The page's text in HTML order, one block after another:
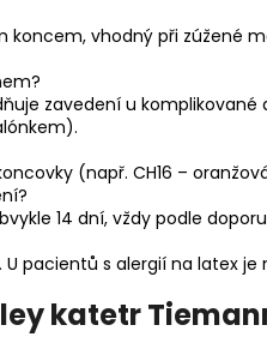
koncem, vhodný při zúžené
zavedení u komplikované
(např. CH16 –
14 dní, vždy podle
U pacientů s alergií na latex
katetr